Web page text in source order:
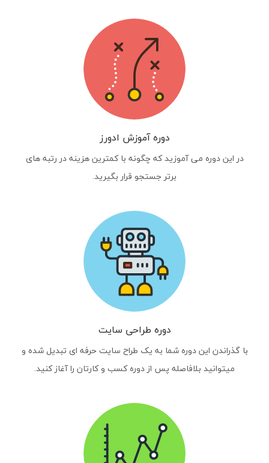
دوره آموزش ادورز
در این دوره می آموزید که چگونه با کمترین هزینه در رتبه های
برتر جستجو قرار بگیرید.
دوره طراحی سایت
با گذراندن این دوره شما به یک طراح سایت حرفه ای تبدیل شده و
میتوانید بلافاصله پس از دوره کسب و کارتان را آغاز کنید.